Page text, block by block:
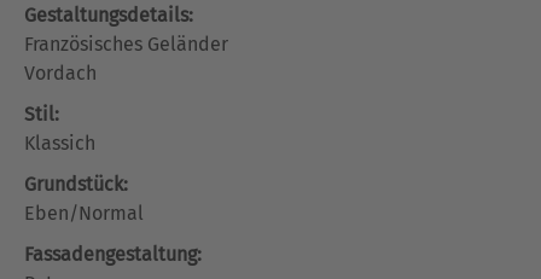
Gestaltungsdetails:
Französisches Geländer
Vordach
Stil:
Klassich
Grundstück:
Eben/Normal
Fassadengestaltung: